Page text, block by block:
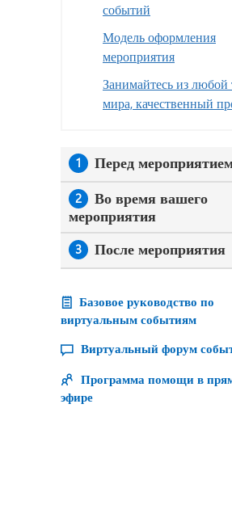
событий
Модель оформления
мероприятия
Занимайтесь из любой
мира, качественный
1 Перед
2
Во время вашего
мероприятия
3 После мероприятия
Базовое руководство по
виртуальным событиям
Виртуальный форум
Программа помощи в
эфире